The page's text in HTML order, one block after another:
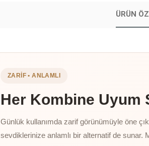
ÜRÜN
ZARIF • ANLAMLI
Her Kombine Uyum
Günlük kullanımda zarif görünümüyle öne
sevdiklerinize anlamlı bir alternatif de sunar.